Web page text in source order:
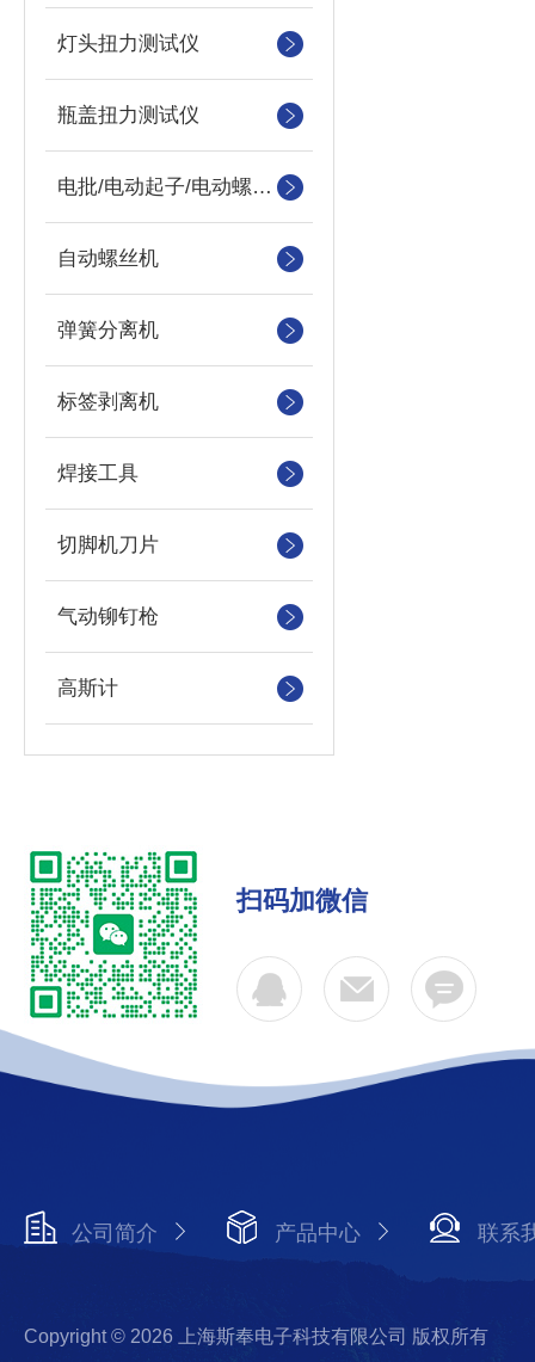
灯头扭力测试仪
瓶盖扭力测试仪
电批/电动起子/电动螺丝刀
自动螺丝机
弹簧分离机
标签剥离机
焊接工具
切脚机刀片
气动铆钉枪
高斯计
扫码加微信
公司简介 产品中心 联系
Copyright © 2026 上海斯奉电子科技有限公司 版权所有